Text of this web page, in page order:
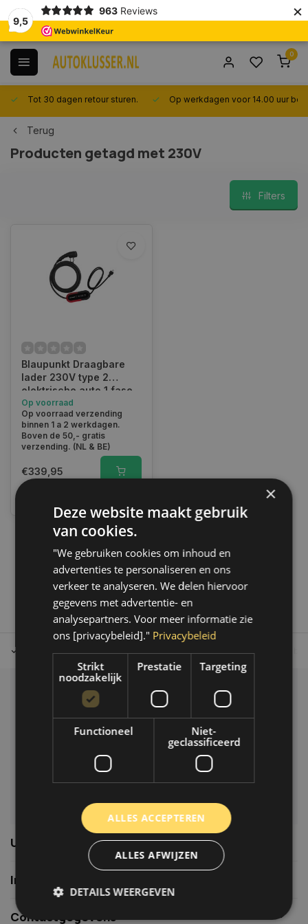
9,5
963 Reviews ×
0
Tot 30 dagen retour sturen. Op werkdagen voor 14.00 uur
Terug
Producten getagd met 230V
Filters
Blaupunkt Draagbare
lader 230V type 2
elektrische auto 1 fase
8 / 10 / 13 / 16 A
Op voorraad
Op voorraad verzending
binnen 1 a 2 werkdagen.
Boven de 50,- gratis
verzending. (NL & BE)
€339,95
1
Tot 30 dagen retour sturen. Op werkdagen voor 14.00 uur
Klantenservice
Veelgestelde vragen
06-39119169
info@autoklusser.nl
Usefull links
Informatie
Contactgegevens
×
Deze website maakt gebruik
van cookies.
"We gebruiken cookies om inhoud en
advertenties te personaliseren en ons
verkeer te analyseren. We delen hiervoor
gegevens met advertentie- en
analysepartners. Voor meer informatie zie
ons [privacybeleid]." Privacybeleid
Strikt
noodzakelijk
Prestatie Targeting
Functioneel
Niet-
geclassificeerd
ALLES ACCEPTEREN
ALLES AFWIJZEN
DETAILS WEERGEVEN